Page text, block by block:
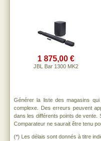
1 875,00 €
JBL Bar 1300 MK2
Générer la liste des magasins
complexe. Des erreurs peuvent
dans les différents points de vente.
Comparateur ne saurait être tenu
(*) Les délais sont donnés à titre